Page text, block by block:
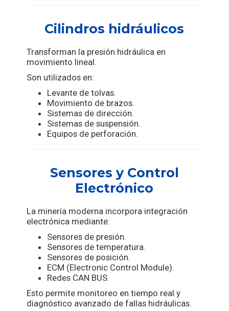
Cilindros hidráulicos
Transforman la presión hidráulica en
movimiento lineal.
Son utilizados en:
Levante de tolvas.
Movimiento de brazos.
Sistemas de dirección.
Sistemas de suspensión.
Equipos de perforación.
Sensores y Control
Electrónico
La minería moderna incorpora integración
electrónica mediante:
Sensores de presión.
Sensores de temperatura.
Sensores de posición.
ECM (Electronic Control Module).
Redes CAN BUS.
Esto permite monitoreo en tiempo real y
diagnóstico avanzado de fallas hidráulicas.